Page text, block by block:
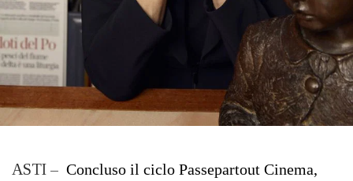
ASTI – Concluso il ciclo Passepartout Cinema,